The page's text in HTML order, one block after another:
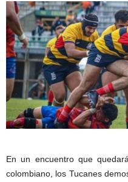
En un encuentro que
colombiano, los Tucanes